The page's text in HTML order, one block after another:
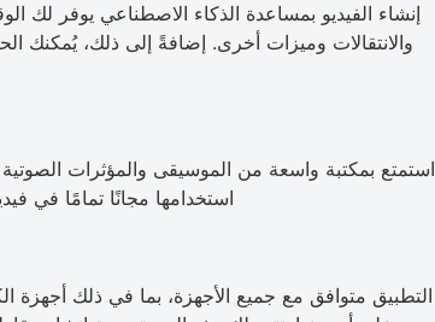
إنشاء الفيديو بمساعدة الذكاء الاصطناعي يوفر لك
والانتقالات وميزات أخرى. إضافةً إلى ذلك، يُمكنك
استمتع بمكتبة واسعة من الموسيقى والمؤثرات
استخدامها مجانًا تمامًا في
التطبيق متوافق مع جميع الأجهزة، بما في ذلك أجهزة